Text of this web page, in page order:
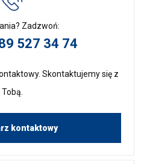
Zadzwoń:
527 34 74
Skontaktujemy się z
Tobą.
kontaktowy